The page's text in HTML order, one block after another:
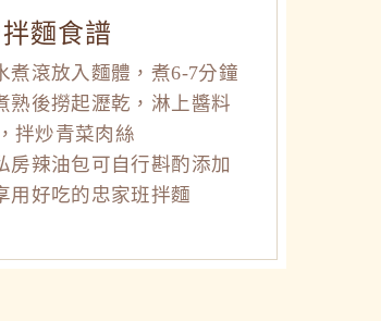
麵食譜
煮滾放入麵體，煮6-7分鐘
熟後撈起瀝乾，淋上醬料
拌炒青菜肉絲
房辣油包可自行斟酌添加
用好吃的忠家班拌麵